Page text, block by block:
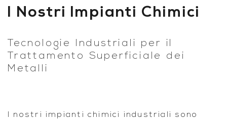
I Nostri Impianti Chimici
Tecnologie Industriali per il
Trattamento Superficiale dei
Metalli
I nostri impianti chimici industriali
sono